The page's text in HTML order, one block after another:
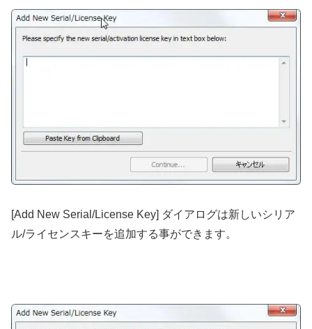
[Add New Serial/License Key] ダイアログは新しいシリア
ル/ライセンスキーを追加する事ができます。